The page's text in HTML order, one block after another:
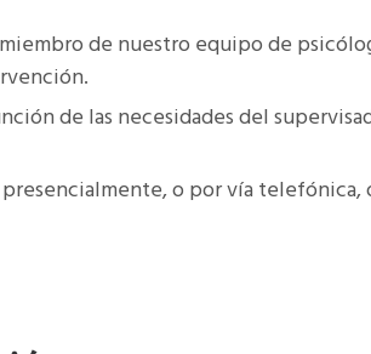
de nuestro equipo de
de las necesidades del
o por vía telefónica,